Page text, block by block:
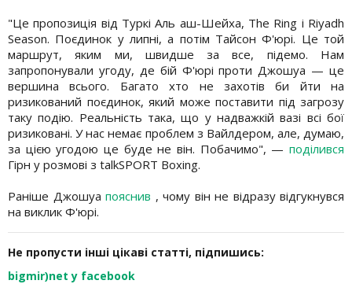
"Це пропозиція від Туркі Аль аш-Шейха, The Ring і Riyadh
Season. Поєдинок у липні, а потім Тайсон Ф'юрі. Це той
маршрут, яким ми, швидше за все, підемо. Нам
запропонували угоду, де бій Ф'юрі проти Джошуа — це
вершина всього. Багато хто не захотів би йти на
ризикований поєдинок, який може поставити під загрозу
таку подію. Реальність така, що у надважкій вазі всі бої
ризиковані. У нас немає проблем з Вайлдером, але, думаю,
за цією угодою це буде не він. Побачимо", — поділився
Гірн у розмові з talkSPORT Boxing.
Раніше Джошуа пояснив , чому він не відразу відгукнувся
на виклик Ф'юрі.
Не пропусти інші цікаві статті, підпишись:
bigmir)net у facebook